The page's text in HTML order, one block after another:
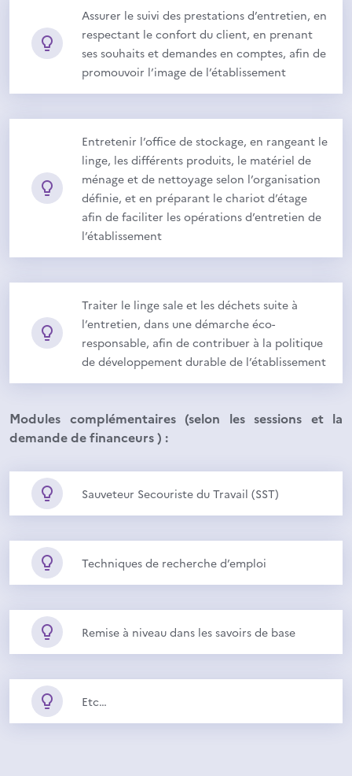
Assurer le suivi des prestations d’entretien, en
respectant le confort du client, en prenant
ses souhaits et demandes en comptes, afin de
promouvoir l’image de l’établissement
Entretenir l’office de stockage, en rangeant le
linge, les différents produits, le matériel de
ménage et de nettoyage selon l’organisation
définie, et en préparant le chariot d’étage
afin de faciliter les opérations d’entretien de
l’établissement
Traiter le linge sale et les déchets suite à
l’entretien, dans une démarche éco-
responsable, afin de contribuer à la politique
de développement durable de l’établissement
Modules complémentaires (selon les sessions et la
demande de financeurs ) :
Sauveteur Secouriste du Travail (SST)
Techniques de recherche d’emploi
Remise à niveau dans les savoirs de base
Etc…